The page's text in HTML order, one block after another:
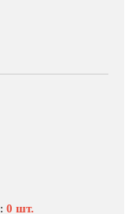
: 0 шт.